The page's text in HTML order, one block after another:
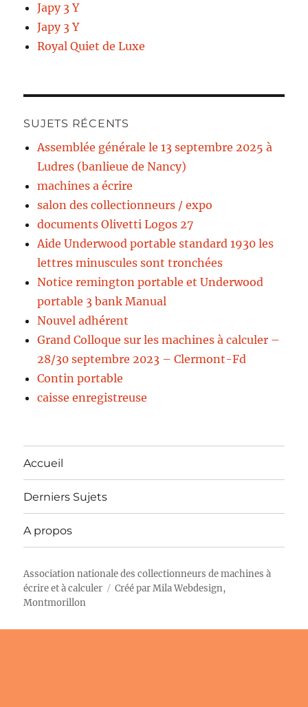
Japy 3 Y
Japy 3 Y
Royal Quiet de Luxe
SUJETS RÉCENTS
Assemblée générale le 13 septembre 2025 à
Ludres (banlieue de Nancy)
machines a écrire
salon des collectionneurs / expo
documents Olivetti Logos 27
Aide Underwood portable standard 1930 les
lettres minuscules sont tronchées
Notice remington portable et Underwood
portable 3 bank Manual
Nouvel adhérent
Grand Colloque sur les machines à calculer –
28/30 septembre 2023 – Clermont-Fd
Contin portable
caisse enregistreuse
Accueil
Derniers Sujets
A propos
Association nationale des collectionneurs de machines à
écrire et à calculer
Créé parMila Webdesign,
Montmorillon